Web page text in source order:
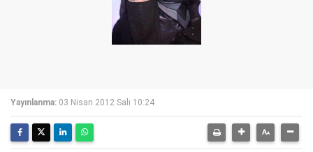
Yayınlanma: 03 Nisan 2012 Salı 10:24